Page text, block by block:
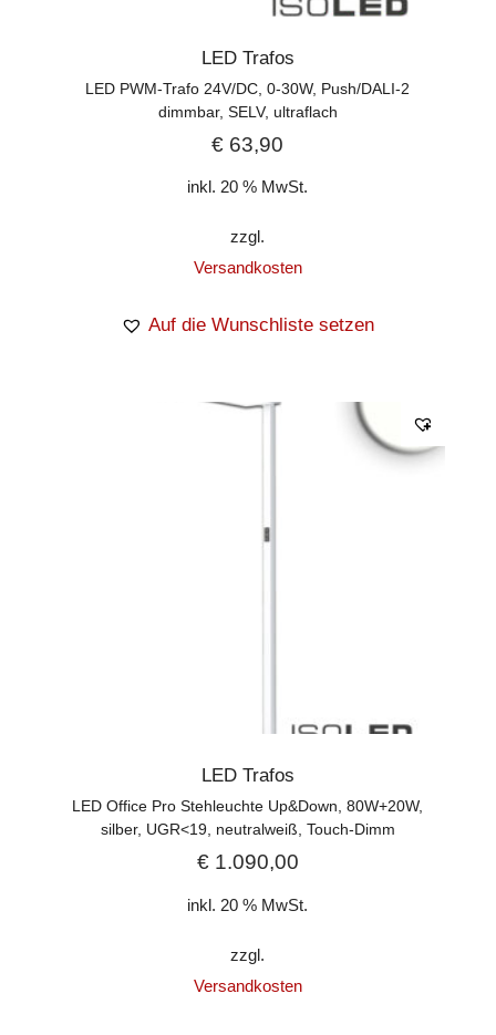
LED Trafos
LED PWM-Trafo 24V/DC, 0-30W, Push/DALI-2
dimmbar, SELV, ultraflach
€ 63,90
inkl. 20 % MwSt.
zzgl.
Versandkosten
Auf die Wunschliste setzen
LED Trafos
LED Office Pro Stehleuchte Up&Down, 80W+20W,
silber, UGR<19, neutralweiß, Touch-Dimm
€1.090,00
inkl. 20 % MwSt.
zzgl.
Versandkosten